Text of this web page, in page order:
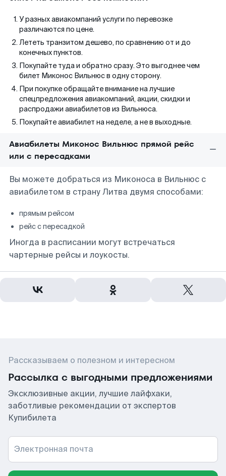
У разных авиакомпаний услуги по перевозке
различаются по цене.
Лететь транзитом дешево, по сравнению от и до
конечных пунктов.
Покупайте туда и обратно сразу. Это выгоднее чем
билет Миконос Вильнюс в одну сторону.
При покупке обращайте внимание на лучшие
спецпредложения авиакомпаний, акции, скидки и
распродажи авиабилетов из Вильнюса.
Покупайте авиабилет на неделе, а не в выходные.
Авиабилеты Миконос Вильнюс прямой рейс
или с пересадками
Вы можете добраться из Миконоса в Вильнюс с
авиабилетом в страну Литва двумя способами:
прямым рейсом
рейс с пересадкой
Иногда в расписании могут встречаться
чартерные рейсы и лоукосты.
Рассказываем о полезном и интересном
Рассылка с выгодными предложениями
Эксклюзивные акции, лучшие лайфхаки,
заботливые рекомендации от экспертов
Купибилета
Электронная почта